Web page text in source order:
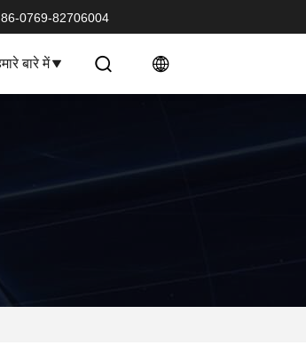
86-0769-82706004
बारे में